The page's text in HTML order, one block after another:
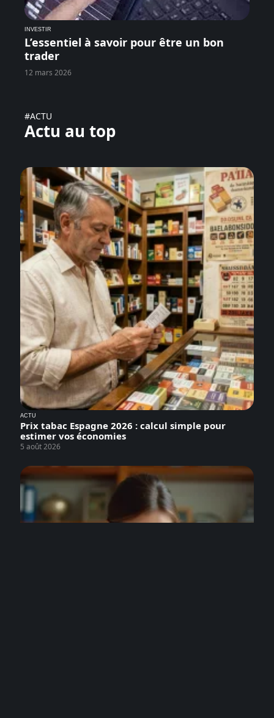
INVESTIR
L’essentiel à savoir pour être un bon
trader
12 mars 2026
#ACTU
Actu au top
ACTU
Prix tabac Espagne 2026 : calcul simple pour
estimer vos économies
5 août 2026